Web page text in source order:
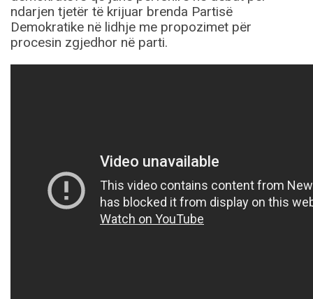
ndarjen tjetër të krijuar brenda Partisë
Demokratike në lidhje me propozimet për
procesin zgjedhor në parti.